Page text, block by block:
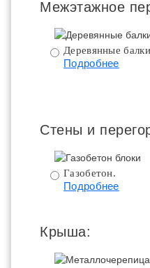
Межэтажное
Деревянные
Подробнее
Стены и
Газобетон.
Подробнее
Крыша: